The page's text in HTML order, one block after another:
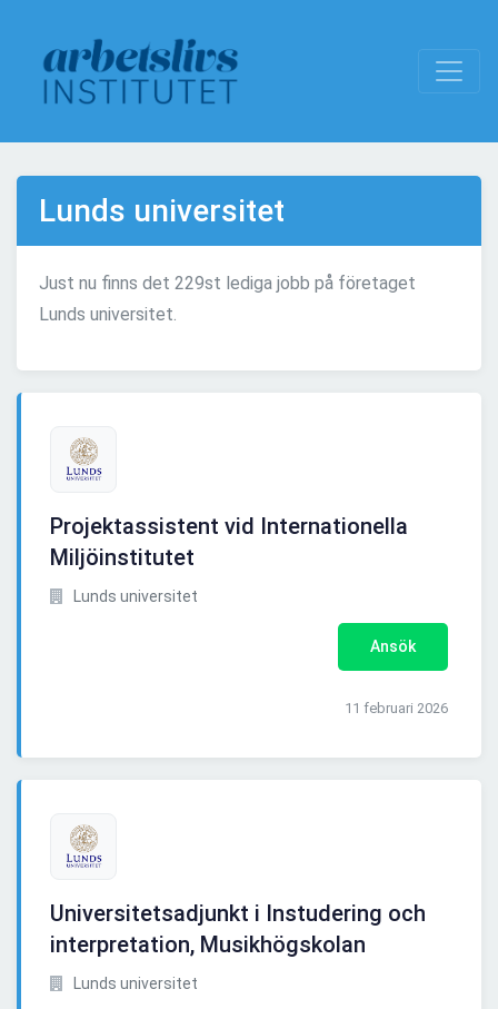
Lunds universitet
Just nu finns det 229st lediga jobb på företaget
Lunds universitet.
Projektassistent vid Internationella
Miljöinstitutet
Lunds universitet
Ansök
11 februari 2026
Universitetsadjunkt i Instudering och
interpretation, Musikhögskolan
Lunds universitet